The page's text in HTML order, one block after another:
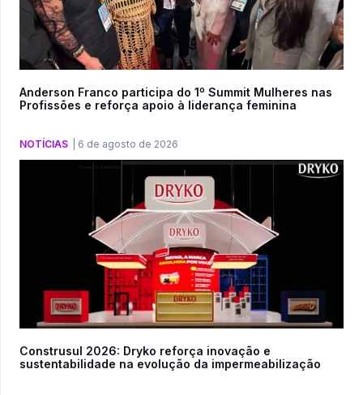
Anderson Franco participa do 1º Summit Mulheres nas
Profissões e reforça apoio à liderança feminina
NOTÍCIAS 6 de agosto de 2026
Construsul 2026: Dryko reforça inovação e
sustentabilidade na evolução da impermeabilização